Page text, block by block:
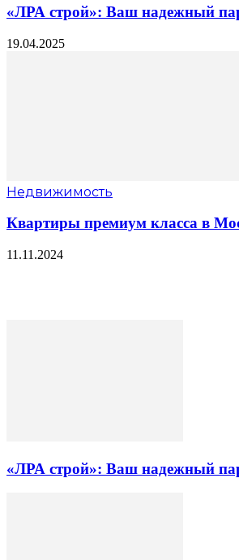
«ЛРА строй»: Ваш надежный
19.04.2025
Недвижимость
Квартиры премиум класса в
11.11.2024
«ЛРА строй»: Ваш надежный